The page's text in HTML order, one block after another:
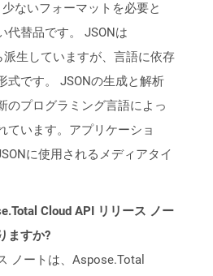
ないフォーマットを必要と
代替品です。 JSONは
生していますが、言語に依存
式です。 JSONの生成と解析
のプログラミング言語によっ
ています。アプリケーショ
に使用されるメディアタイ
Cloud API リリース ノー
ますか?
ノートは、Aspose.Total